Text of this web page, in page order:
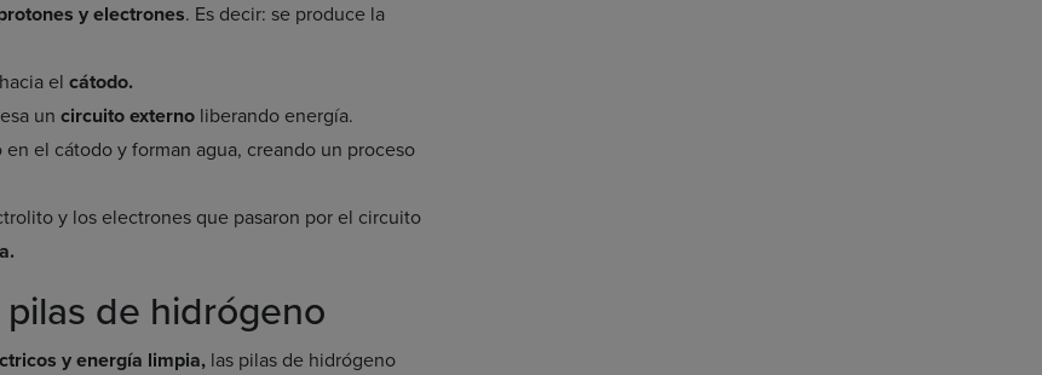
y electrones. Es decir: se produce la
el cátodo.
un circuito externo liberando energía.
el cátodo y forman agua, creando un proceso
y los electrones que pasaron por el circuito
de hidrógeno
y energía limpia, las pilas de hidrógeno